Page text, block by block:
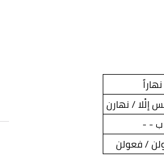
إلْلا / نهارن
- -
/ فعولن